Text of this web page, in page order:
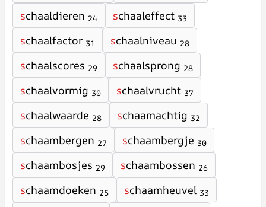
schaaldieren 24 schaaleffect 33
schaalfactor 31 schaalniveau 28
schaalscores 29 schaalsprong 28
schaalvormig 30 schaalvrucht 37
schaalwaarde 28 schaamachtig 32
schaambergen 27 schaambergje 30
schaambosjes 29 schaambossen 26
schaamdoeken 25 schaamheuvel 33